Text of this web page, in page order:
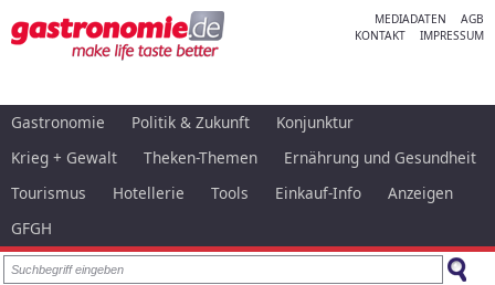
MEDIADATEN
AGB
KONTAKT
IMPRESSUM
Gastronomie Politik & Zukunft
Konjunktur
Krieg + Gewalt
Theken-Themen
Ernährung und Gesundheit
Tourismus
Hotellerie Tools Einkauf-Info
Anzeigen
GFGH